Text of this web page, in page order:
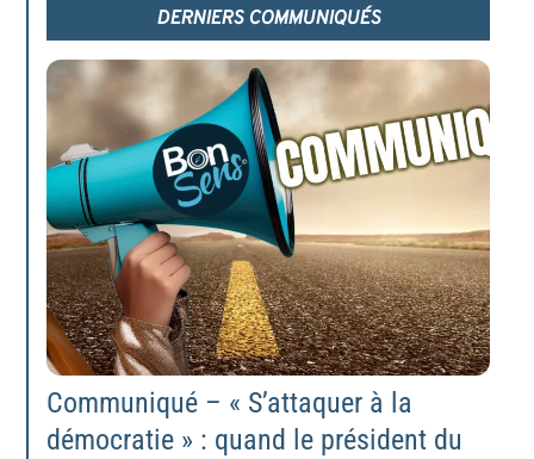
DERNIERS COMMUNIQUÉS
Communiqué – « S’attaquer à la
démocratie » : quand le président du